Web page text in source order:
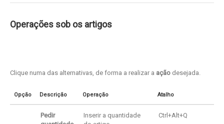
Operações sob os artigos
Clique numa das alternativas, de forma a realizar a ação desejada.
Opção Descrição Operação Atalho
Pedir
Inserir a quantidade
Ctrl+Alt+Q